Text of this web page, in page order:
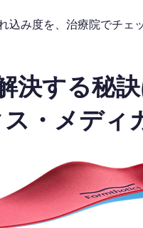
込み度を、治療院でチェ
決する秘
・メディ